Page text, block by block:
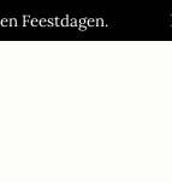
Feestdagen.